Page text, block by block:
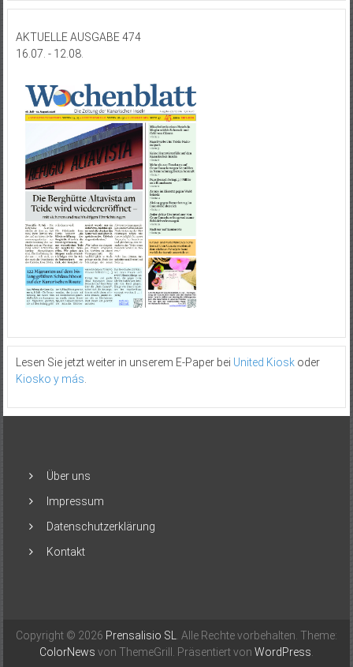
AKTUELLE AUSGABE 474
16.07. - 12.08.
Lesen Sie jetzt weiter in unserem E-Paper bei United Kioskoder
Kiosko y más
Über uns
Impressum
Datenschutzerklärung
Kontakt
Copyright © 2026 Prensalisio SL
. Alle Rechte vorbehalten. Theme:
ColorNews von ThemeGrill. Präsentiert von WordPress